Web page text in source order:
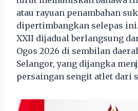
atau rayuan penambahan
dipertimbangkan selepas
XXII dijadual berlangsung
Ogos 2026 di sembilan
Selangor, yang dijangka
persaingan sengit atlet dari